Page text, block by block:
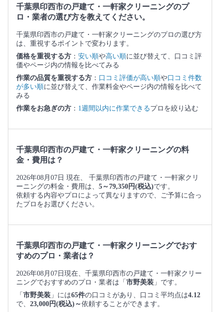
千葉県印西市の戸建て・一軒家クリーニングのプ
ロ・業者の選び方を教えてください。
千葉県印西市の戸建て・一軒家クリーニングのプロの選び方
は、重視するポイントで変わります。
価格を重視する方 ： 安い順や高い順に並び替えて、口コミ評
価やページ内の情報を比べてみる
作業の品質を重視する方 ： 口コミ評価が高い順や口コミ件数
が多い順に並び替えて、作業料金やページ内の情報を比べて
みる
作業をお急ぎの方 ： 1週間以内に作業できるプロを絞り込む
千葉県印西市の戸建て・一軒家クリーニングの料
金・費用は？
2026年08月07日 現在、 千葉県印西市の戸建て・一軒家クリ
ーニングの料金・費用は、 5～79,350円(税込)です。
依頼する内容やプロによって異なりますので、ご予算に合っ
たプロをお選びください。
千葉県印西市の戸建て・一軒家クリーニングでおす
すめのプロ・業者は？
2026年08月07日現在、千葉県印西市の戸建て・一軒家クリー
ニングでおすすめのプロ・業者は「 市野美装 」です。
「 市野美装 」には65件の口コミがあり、口コミ平均点は4.12
で、 23,000円(税込)～依頼することができます。